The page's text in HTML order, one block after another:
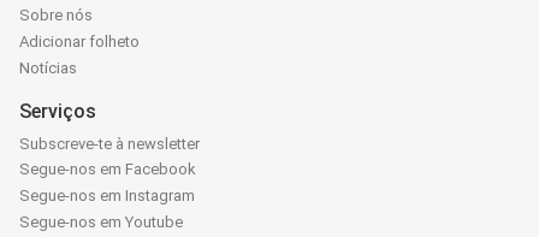
Sobre nós
Adicionar folheto
Notícias
Serviços
Subscreve-te à newsletter
Segue-nos em Facebook
Segue-nos em Instagram
Segue-nos em Youtube